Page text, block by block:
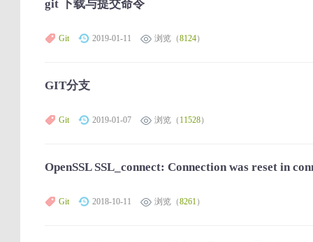
git 下载与提交命令
Git 2019-01-11 浏览（8124）
GIT分支
Git 2019-01-07 浏览（ 11528）
OpenSSL SSL_connect: Connection was reset in
Git 2018-10-11 浏览（8261）